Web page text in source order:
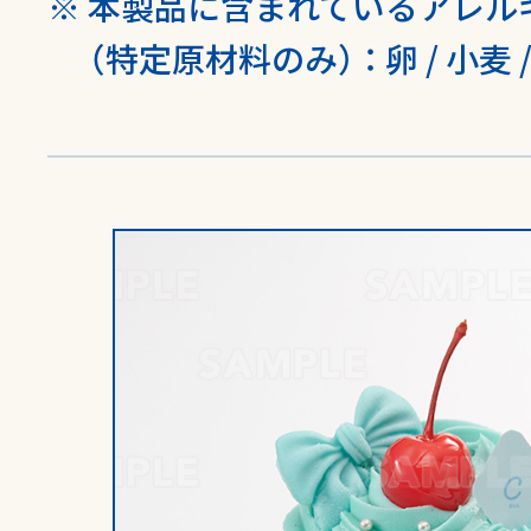
（特定原材料のみ） ： 卵 / 小麦